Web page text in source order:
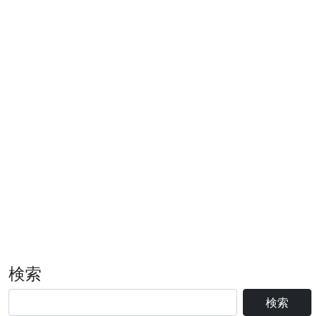
検索
検索